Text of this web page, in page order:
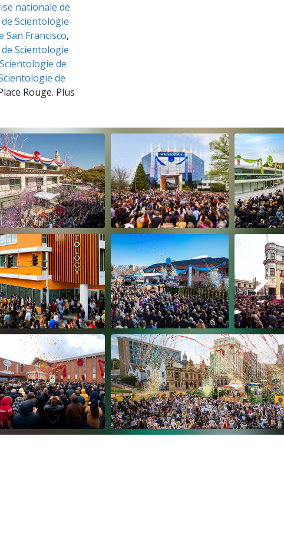
nationale de
de Scientologie
San Francisco,
de Scientologie
de
de
Rouge. Plus